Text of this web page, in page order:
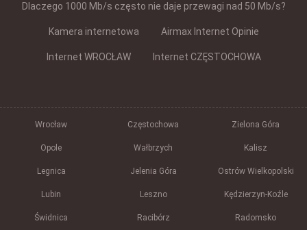
Dlaczego 1000 Mb/s często nie daje przewagi nad 50 Mb/s?
Kamera internetowa Airmax Internet Opinie
Internet WROCŁAW Internet CZĘSTOCHOWA
Wrocław Częstochowa Zielona Góra
Opole Wałbrzych Kalisz
Legnica Jelenia Góra Ostrów Wielkopolski
Lubin Leszno Kędzierzyn-Koźle
Świdnica Racibórz Radomsko